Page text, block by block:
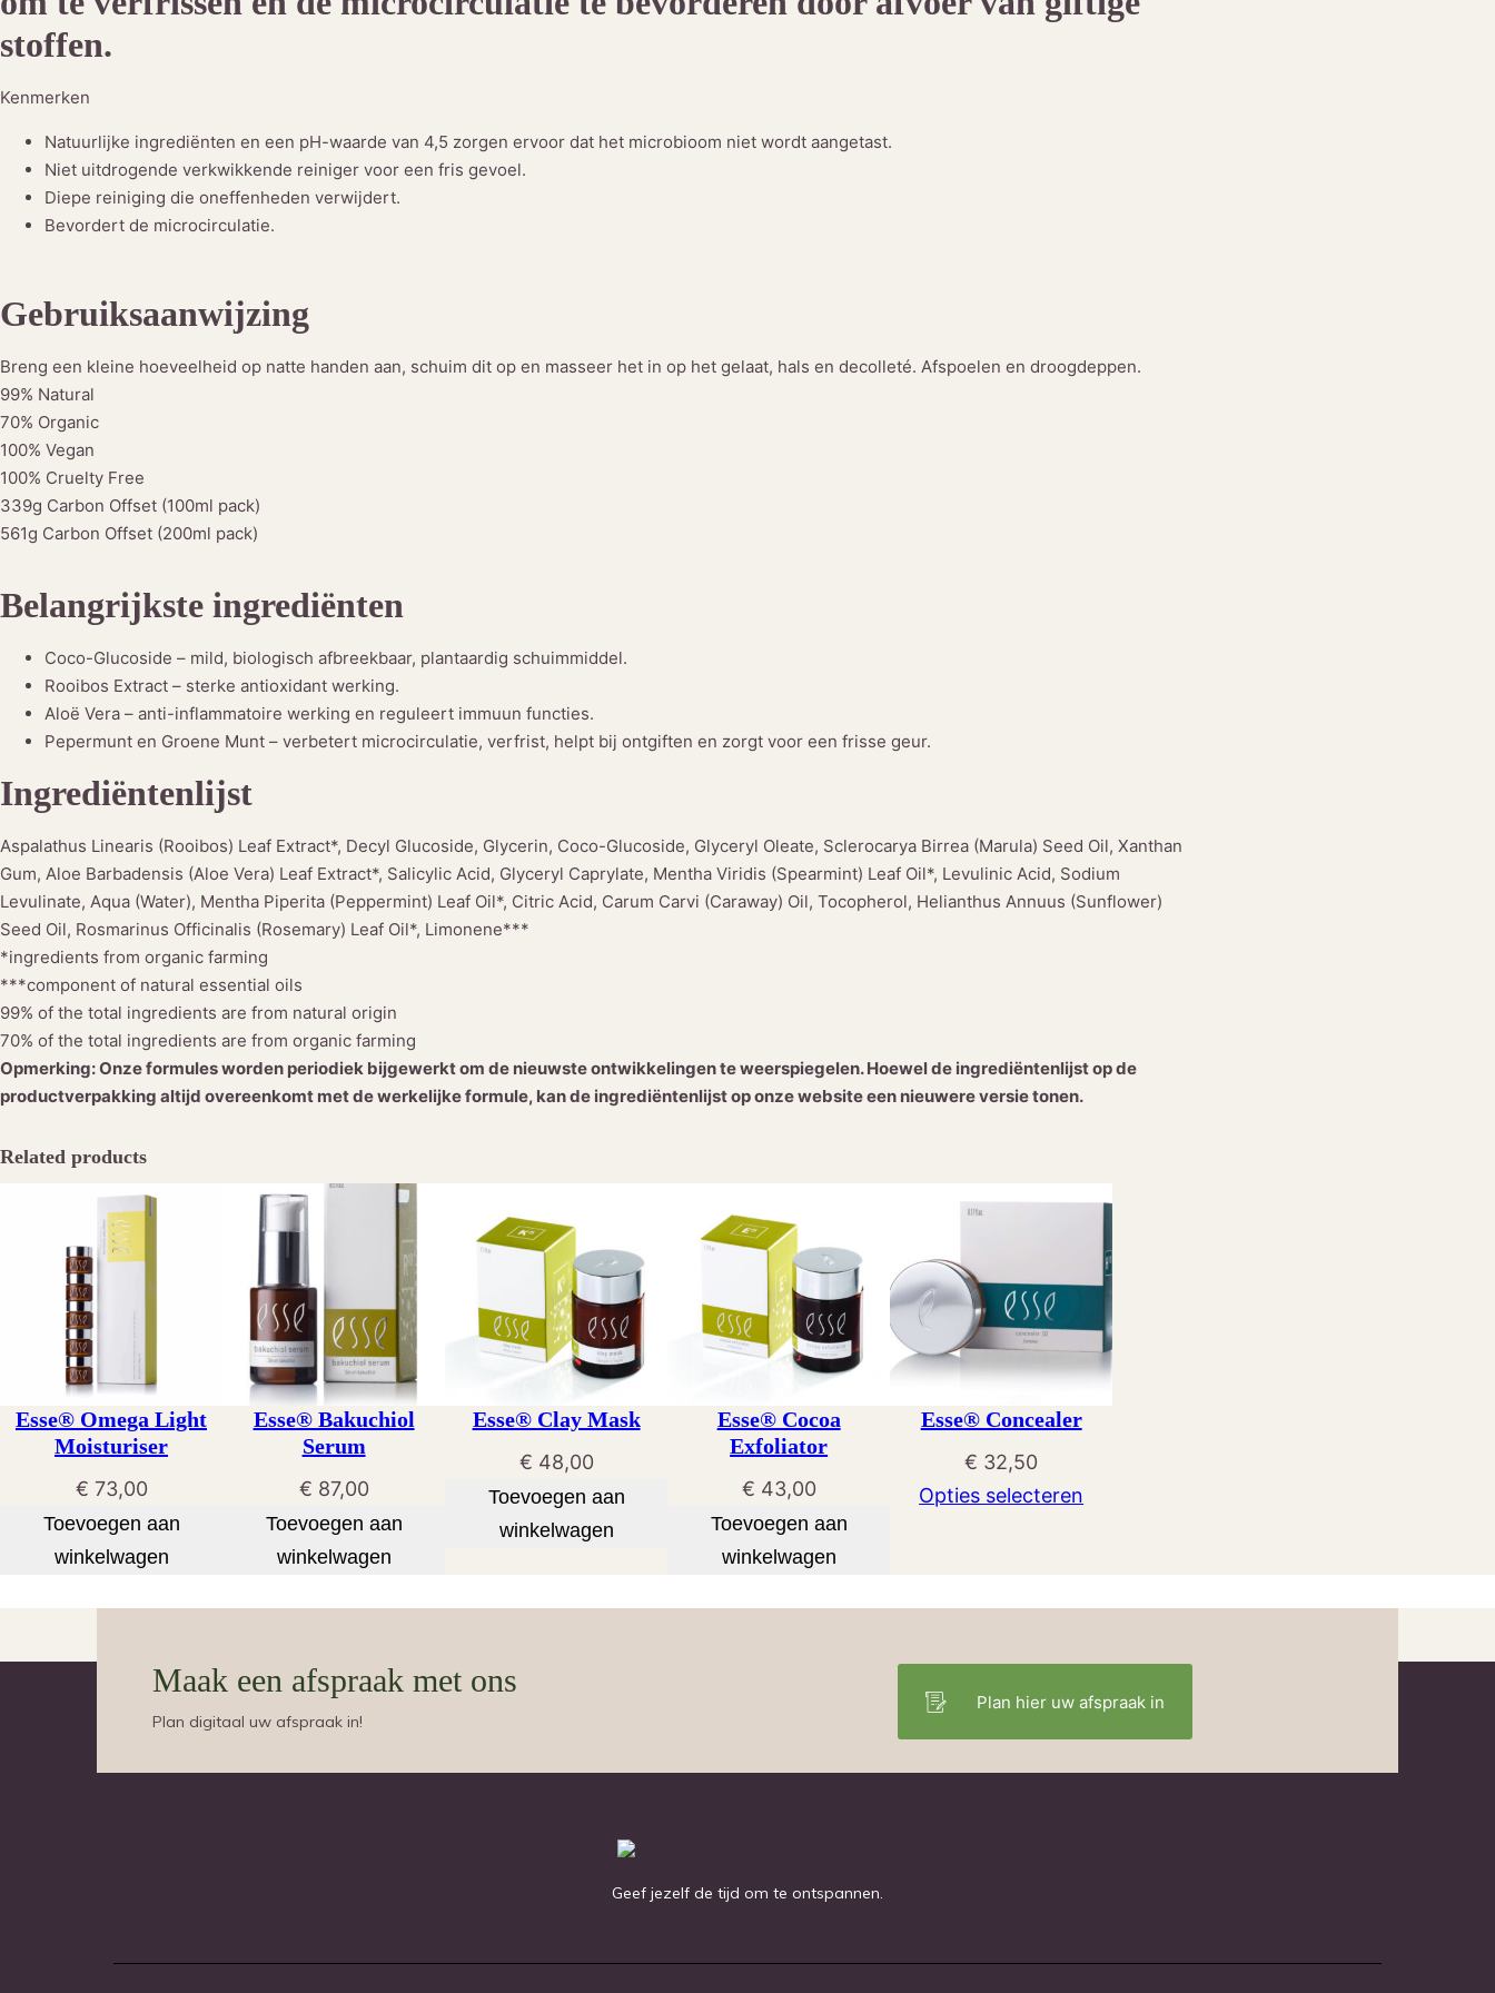
a
l
stoffen.
Kenmerken
Natuurlijke ingrediënten en een pH-waarde van 4,5 zorgen ervoor dat het microbioom niet wordt aangetast.
Niet uitdrogende verkwikkende reiniger voor een fris gevoel.
Diepe reiniging die oneffenheden verwijdert.
Bevordert de microcirculatie.
Gebruiksaanwijzing
Breng een kleine hoeveelheid op natte handen aan, schuim dit op en masseer het in op het gelaat, hals en decolleté. Afspoelen en droogdeppen.
99% Natural
70% Organic
100% Vegan
100% Cruelty Free
339g Carbon Offset (100ml pack)
561g Carbon Offset (200ml pack)
Belangrijkste ingrediënten
Coco-Glucoside – mild, biologisch afbreekbaar, plantaardig schuimmiddel.
Rooibos Extract – sterke antioxidant werking.
Aloë Vera – anti-inflammatoire werking en reguleert immuun functies.
Pepermunt en Groene Munt – verbetert microcirculatie, verfrist, helpt bij ontgiften en zorgt voor een frisse geur.
Ingrediëntenlijst
Aspalathus Linearis (Rooibos) Leaf Extract*, Decyl Glucoside, Glycerin, Coco-Glucoside, Glyceryl Oleate, Sclerocarya Birrea (Marula) Seed Oil, Xanthan
Gum, Aloe Barbadensis (Aloe Vera) Leaf Extract*, Salicylic Acid, Glyceryl Caprylate, Mentha Viridis (Spearmint) Leaf Oil*, Levulinic Acid, Sodium
Levulinate, Aqua (Water), Mentha Piperita (Peppermint) Leaf Oil*, Citric Acid, Carum Carvi (Caraway) Oil, Tocopherol, Helianthus Annuus (Sunflower)
Seed Oil, Rosmarinus Officinalis (Rosemary) Leaf Oil*, Limonene***
*ingredients from organic farming
***component of natural essential oils
99% of the total ingredients are from natural origin
70% of the total ingredients are from organic farming
Opmerking: Onze formules worden periodiek bijgewerkt om de nieuwste ontwikkelingen te weerspiegelen. Hoewel de ingrediëntenlijst op de
productverpakking altijd overeenkomt met de werkelijke formule, kan de ingrediëntenlijst op onze website een nieuwere versie tonen.
Related products
Esse® Omega Light
Moisturiser
€ 73,00
Toevoegen aan
winkelwagen
Esse® Bakuchiol
Serum
€ 87,00
Toevoegen aan
winkelwagen
Esse® Clay Mask
€ 48,00
Toevoegen aan
winkelwagen
Esse® Cocoa
Exfoliator
€ 43,00
Toevoegen aan
winkelwagen
Esse® Concealer
€ 32,50
Opties selecteren
Maak een afspraak met ons
Plan digitaal uw afspraak in!
Plan hier uw afspraak in
Geef jezelf de tijd om te ontspannen.